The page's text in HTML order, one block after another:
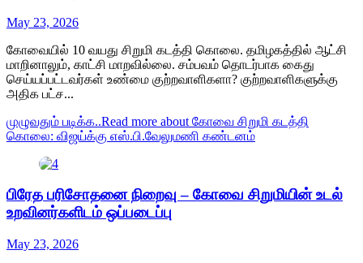
May 23, 2026
கோவையில் 10 வயது சிறுமி கடத்தி கொலை. தமிழகத்தில் ஆட்சி
மாறினாலும், காட்சி மாறவில்லை. சம்பவம் தொடர்பாக கைது
செய்யப்பட்டவர்கள் உண்மை குற்றவாளிகளா? குற்றவாளிகளுக்கு
அதிக பட்ச...
முழுவதும் படிக்க..Read more about கோவை சிறுமி கடத்தி
கொலை: விஜய்க்கு எஸ்.பி.வேலுமணி கண்டனம்
பிரேத பரிசோதனை நிறைவு – கோவை சிறுமியின் உடல்
உறவினர்களிடம் ஒப்படைப்பு
May 23, 2026